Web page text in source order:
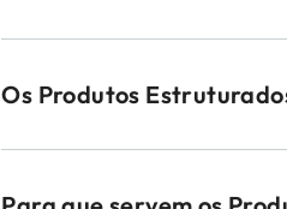
Os Produtos